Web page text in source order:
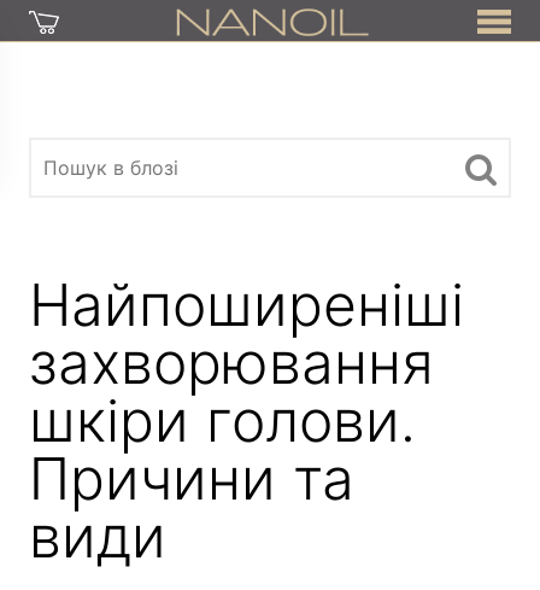
Найпоширеніші
захворювання
шкіри голови.
Причини та
види